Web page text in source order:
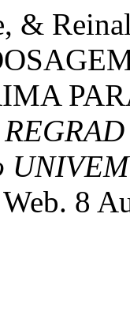
&
8